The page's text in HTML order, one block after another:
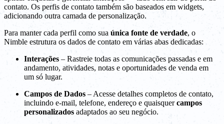
contato. Os perfis de contato também são baseados em widgets,
adicionando outra camada de personalização.
Para manter cada perfil como sua única fonte de verdade, o
Nimble estrutura os dados de contato em várias abas dedicadas:
Interações – Rastreie todas as comunicações passadas e em
andamento, atividades, notas e oportunidades de venda em
um só lugar.
Campos de Dados– Acesse detalhes completos de contato,
incluindo e-mail, telefone, endereço e quaisquercampos
personalizados adaptados ao seu negócio.